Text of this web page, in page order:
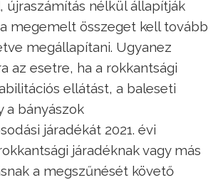
újraszámítás nélkül állapítják
megemelt összeget kell tovább
megállapítani. Ugyanez
az esetre, ha a rokkantsági
ellátást, a baleseti
a bányászok
járadékát 2021. évi
járadéknak vagy más
a megszűnését követő